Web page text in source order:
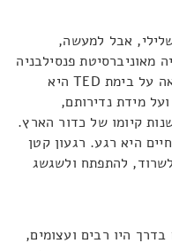
אבל למעשה,
מאוניברסיטת פנסילבניה
זוהי דרכו של הטבע להתפתח. בהרצאה על בימת TED היא
מידת נדירותם,
מיליארד שנות קיומו של כדור הארץ.
היא רגע. רגעון קטן
להתפתח ולשגשג
היו רבים ועצומים,